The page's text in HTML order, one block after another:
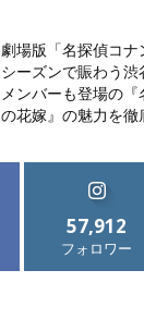
劇場版「名探偵コ
シーズンで賑わう
メンバーも登場の
の花嫁』の魅力を徹
57,912
フォロワー